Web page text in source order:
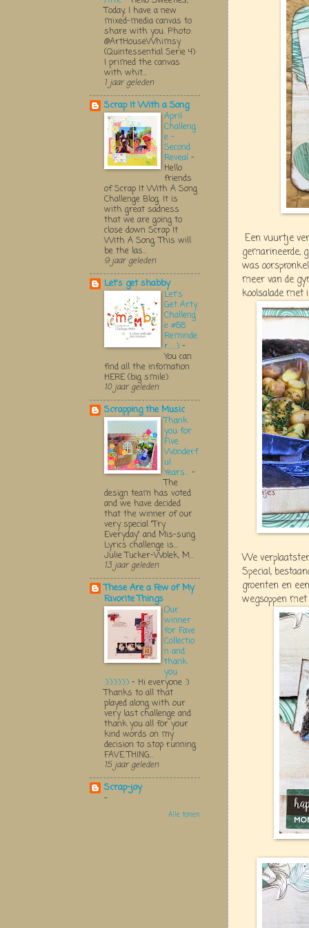
Een vuurtje
gemarineerde,
was
meer van de
koolsalade met
We
Special,
groenten en
wegsoppen
Today, I have a new
mixed-media canvas to
share with you. Photo:
@ArtHouseWhimsy
(Quintessential Serie 4)
I primed the canvas
with whit...
1 jaar geleden
Scrap It With a Song
April
Challeng
e -
Second
Reveal -
Hello
friends
of Scrap It With A Song
Challenge Blog. It is
with great sadness
that we are going to
close down Scrap It
With A Song. This will
be the las...
9 jaar geleden
Let's get shabby
Let's
Get Arty
Challeng
e #68
Reminde
r.....:) -
You can
find all the infomation
HERE (big smile)
10 jaar geleden
Scrapping the Music
Thank
you for
Five
Wonderf
ul
Years... -
The
design team has voted
and we have decided
that the winner of our
very special "Try
Everyday" and Mis-sung
Lyrics challenge is...
Julie Tucker-Wolek, M...
13 jaar geleden
These Are a Few of My
Favorite Things
Our
winner
for Fave
Collectio
n and
thank
you
:):):):):):) - Hi everyone :)
Thanks to all that
played along with our
very last challenge and
thank you all for your
kind words on my
decision to stop running
FAVE THING...
15 jaar geleden
Scrap-joy
-
Alle tonen